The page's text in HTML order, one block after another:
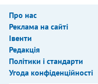
Про нас
Реклама на сайті
Івенти
Редакція
Політики і стандарти
Угода конфіденційності